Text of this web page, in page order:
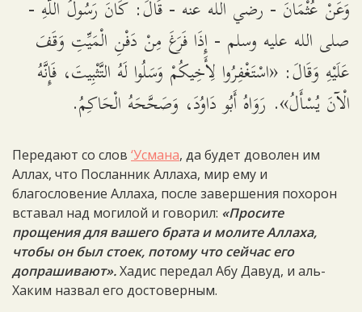
وَعَنْ عُثْمَانَ - رضي الله عنه - قَالَ: كَانَ رَسُولُ اللَّهِ -
صلى الله عليه وسلم - إِذَا فَرَغَ مِنْ دَفْنِ الْمَيِّتِ وَقَفَ
عَلَيْهِ وَقَالَ: «اسْتَغْفِرُوا لِأَخِيكُمْ وَسَلُوا لَهُ التَّثْبِيتَ، فَإِنَّهُ
الْآنَ يُسْأَلُ». رَوَاهُ أَبُو دَاوُدَ، وَصَحَّحَهُ الْحَاكِمُ.
Передают со слов ‘Усмана, да будет доволен им
Аллах, что Посланник Аллаха, мир ему и
благословение Аллаха, после завершения похорон
вставал над могилой и говорил: «Просите
прощения для вашего брата и молите Аллаха,
чтобы он был стоек, потому что сейчас его
допрашивают».Хадис передал Абу Давуд, и аль-
Хаким назвал его достоверным.